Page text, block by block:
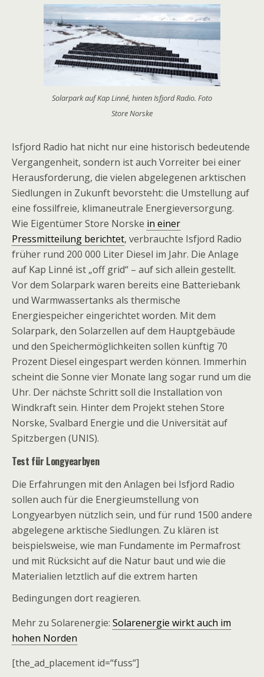
Solarpark auf Kap Linné, hinten Isfjord Radio. Foto
Store Norske
Isfjord Radio hat nicht nur eine historisch bedeutende
Vergangenheit, sondern ist auch Vorreiter bei einer
Herausforderung, die vielen abgelegenen arktischen
Siedlungen in Zukunft bevorsteht: die Umstellung auf
eine fossilfreie, klimaneutrale Energieversorgung.
Wie Eigentümer Store Norske in einer
Pressmitteilung berichtet, verbrauchte Isfjord Radio
früher rund 200 000 Liter Diesel im Jahr. Die Anlage
auf Kap Linné ist „off grid“ – auf sich allein gestellt.
Vor dem Solarpark waren bereits eine Batteriebank
und Warmwassertanks als thermische
Energiespeicher eingerichtet worden. Mit dem
Solarpark, den Solarzellen auf dem Hauptgebäude
und den Speichermöglichkeiten sollen künftig 70
Prozent Diesel eingespart werden können. Immerhin
scheint die Sonne vier Monate lang sogar rund um die
Uhr. Der nächste Schritt soll die Installation von
Windkraft sein. Hinter dem Projekt stehen Store
Norske, Svalbard Energie und die Universität auf
Spitzbergen (UNIS).
Test für Longyearbyen
Die Erfahrungen mit den Anlagen bei Isfjord Radio
sollen auch für die Energieumstellung von
Longyearbyen nützlich sein, und für rund 1500 andere
abgelegene arktische Siedlungen. Zu klären ist
beispielsweise, wie man Fundamente im Permafrost
und mit Rücksicht auf die Natur baut und wie die
Materialien letztlich auf die extrem harten
Bedingungen dort reagieren.
Mehr zu Solarenergie: Solarenergie wirkt auch im
hohen Norden
[the_ad_placement id=“fuss“]